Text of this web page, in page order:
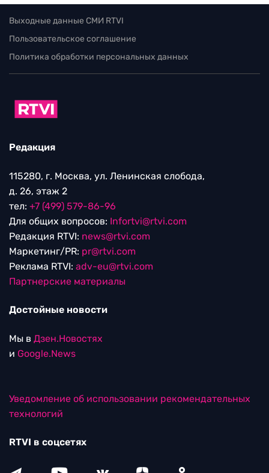
Выходные данные СМИ RTVI
Пользовательское соглашение
Политика обработки персональных данных
Редакция
115280, г. Москва, ул. Ленинская слобода,
д. 26, этаж 2
тел: +7 (499) 579-86-96
Для общих вопросов: Infortvi@rtvi.com
Редакция RTVI: news@rtvi.com
Маркетинг/PR: pr@rtvi.com
Реклама RTVI: adv-eu@rtvi.com
Партнерские материалы
Достойные новости
Мы в Дзен.Новостях
и Google.News
Уведомление об использовании рекомендательных
технологий
RTVI в соцсетях